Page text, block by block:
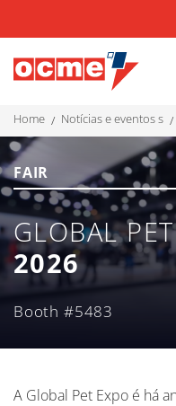
home notícias e eventos s
FAIR
GLOBAL
2026
Booth #5483
A Global Pet Expo é há